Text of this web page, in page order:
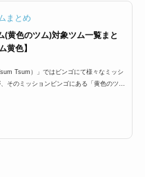
まとめ
(黄色のツム)対象ツム一覧まと
黄色】
Tsum）」ではビンゴにて様々なミッシ
そのミッションビンゴにある「黄色のツ